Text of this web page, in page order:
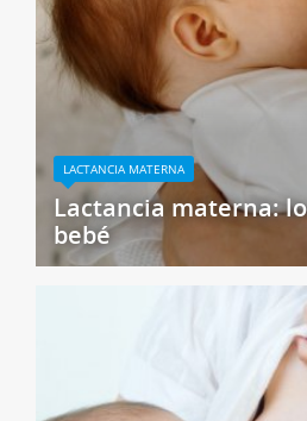
LACTANCIA MATERNA
Lactancia materna:
bebé